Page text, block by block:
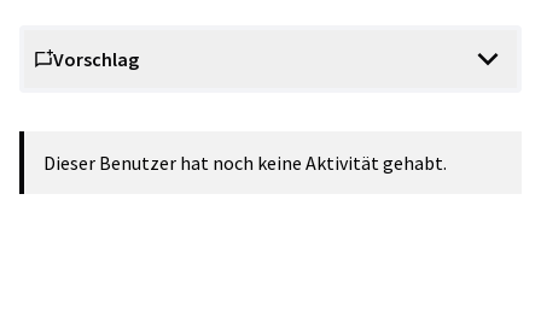
Vorschlag
Dieser Benutzer hat noch keine Aktivität gehabt.